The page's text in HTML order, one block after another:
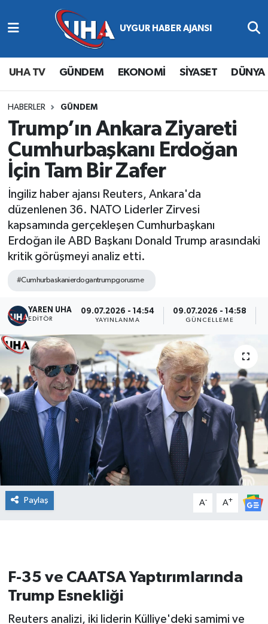
UHA TV GÜNDEM EKONOMİ SİYASET DÜNYA
HABERLER GÜNDEM
Trump’ın Ankara Ziyareti
Cumhurbaşkanı Erdoğan
İçin Tam Bir Zafer
İngiliz haber ajansı Reuters, Ankara'da
düzenlenen 36. NATO Liderler Zirvesi
kapsamında gerçekleşen Cumhurbaşkanı
Erdoğan ile ABD Başkanı Donald Trump arasındaki
kritik görüşmeyi analiz etti.
#Cumhurbaskanierdogantrumpgorusme
YAREN UHA
EDITÖR
09.07.2026 - 14:54
YAYINLANMA
09.07.2026 - 14:58
GÜNCELLEME
Paylaş A- A+
F-35 ve CAATSA Yaptırımlarında
Trump Esnekliği
Reuters analizi, iki liderin Külliye'deki samimi ve
Abone Ol
Gündem
Ekonomi
Magazin
Siyaset
Spor
Yaşam
Nöbetçi Eczaneler
Hava Durumu
Namaz Vakitleri
Trafik Durumu
Süper Lig Puan Durumu ve Fikstür
Tüm Manşetler
Son Dakika Haberleri
Haber Arşivi